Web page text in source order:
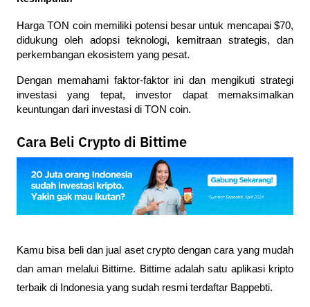
Harga TON coin memiliki potensi besar untuk mencapai $70,
didukung oleh adopsi teknologi, kemitraan strategis, dan
perkembangan ekosistem yang pesat.
Dengan memahami faktor-faktor ini dan mengikuti strategi
investasi yang tepat, investor dapat memaksimalkan
keuntungan dari investasi di TON coin.
Cara Beli Crypto di Bittime
Kamu bisa beli dan jual aset crypto dengan cara yang mudah
dan aman melalui Bittime. Bittime adalah satu aplikasi kripto
terbaik di Indonesia yang sudah resmi terdaftar Bappebti.